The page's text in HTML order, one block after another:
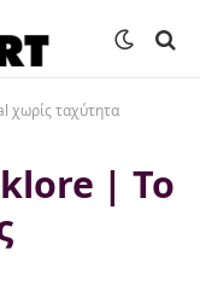
χωρίς ταχύτητα
| Το